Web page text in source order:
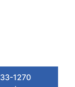
1270